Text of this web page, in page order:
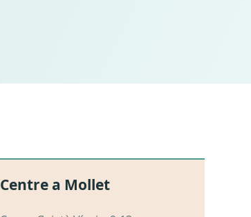
Centre a Mollet